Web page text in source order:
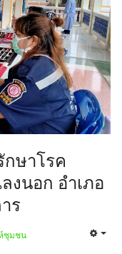
ษาโรค
งนอก อำเภอ
ร
ชุมชน